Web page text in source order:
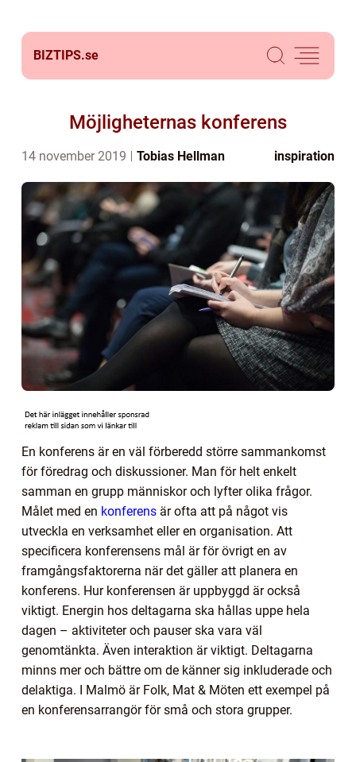
BIZTIPS.se
Möjligheternas konferens
14 november 2019 Tobias Hellman inspiration
En konferens är en väl förberedd större sammankomst
för föredrag och diskussioner. Man för helt enkelt
samman en grupp människor och lyfter olika frågor.
Målet med en konferens är ofta att på något vis
utveckla en verksamhet eller en organisation. Att
specificera konferensens mål är för övrigt en av
framgångsfaktorerna när det gäller att planera en
konferens. Hur konferensen är uppbyggd är också
viktigt. Energin hos deltagarna ska hållas uppe hela
dagen – aktiviteter och pauser ska vara väl
genomtänkta. Även interaktion är viktigt. Deltagarna
minns mer och bättre om de känner sig inkluderade och
delaktiga. I Malmö är Folk, Mat & Möten ett exempel på
en konferensarrangör för små och stora grupper.